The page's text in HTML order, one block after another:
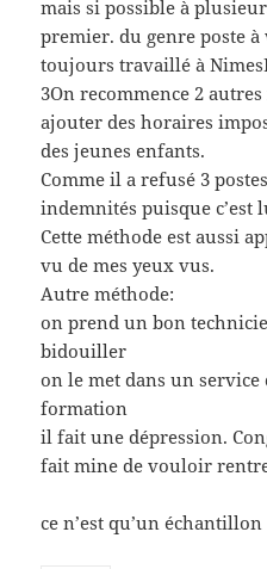
mais si possible à
premier. du genre poste
toujours travaillé à
3On recommence 2
ajouter des horaires
des jeunes enfants.
Comme il a refusé 3
indemnités puisque c’est
Cette méthode est aussi
vu de mes yeux vus.
Autre méthode:
on prend un bon
bidouiller
on le met dans un service
formation
il fait une dépression.
fait mine de vouloir
ce n’est qu’un échantillon